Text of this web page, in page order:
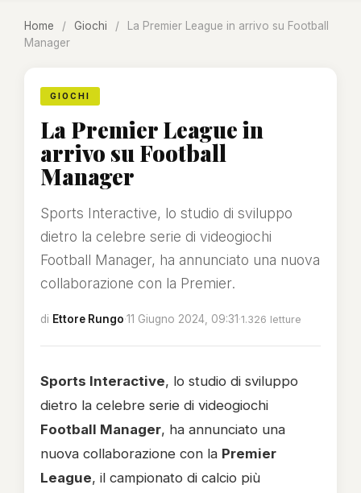
Home / Giochi /
La Premier League in arrivo su Football
Manager
GIOCHI
La Premier League in
arrivo su Football
Manager
Sports Interactive, lo studio di sviluppo
dietro la celebre serie di videogiochi
Football Manager, ha annunciato una nuova
collaborazione con la Premier.
di Ettore Rungo·11 Giugno 2024, 09:31·1.326 letture
Sports Interactive, lo studio di sviluppo
dietro la celebre serie di videogiochi
Football Manager, ha annunciato una
nuova collaborazione con la Premier
League, il campionato di calcio più